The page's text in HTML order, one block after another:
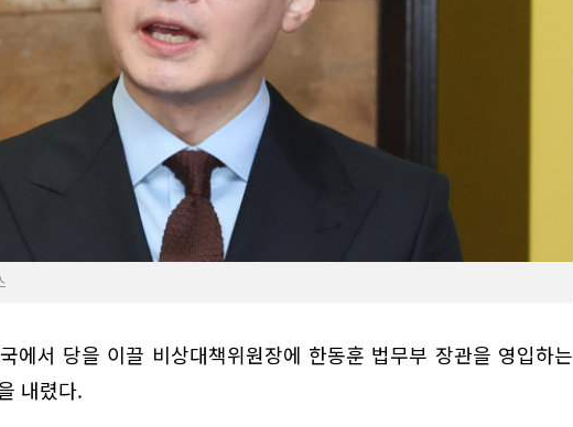
에서 당을 이끌 비상대책위원장에 한동훈 법무부 장관을 영입하는
내렸다.